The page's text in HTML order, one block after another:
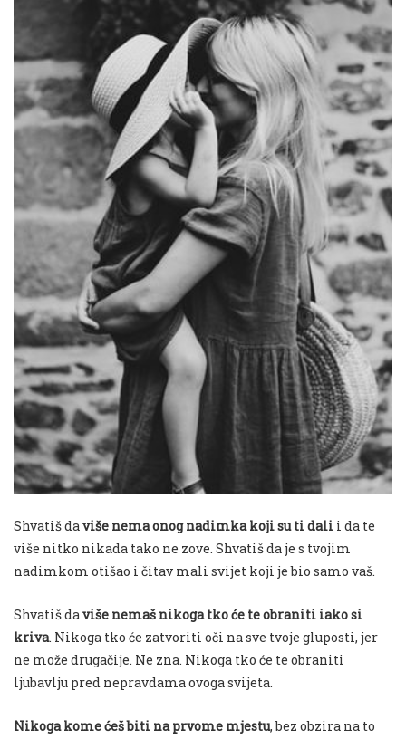
Shvatiš daviše nema onog nadimka koji su ti dali i da te
više nitko nikada tako ne zove. Shvatiš da je s tvojim
nadimkom otišao i čitav mali svijet koji je bio samo vaš.
Shvatiš daviše nemaš nikoga tko će te obraniti iako si
kriva. Nikoga tko će zatvoriti oči na sve tvoje gluposti, jer
ne može drugačije. Ne zna. Nikoga tko će te obraniti
ljubavlju pred nepravdama ovoga svijeta.
Nikoga kome ćeš biti na prvome mjestu, bez obzira na to